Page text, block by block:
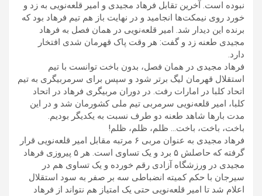
نبوده است. آخرین تقابل فرهاد مجیدی و امیر قلعه‌نویی به زد و
خورد روی نیمکت‌ها انجامید و در نهایت باز هم تیم فرهاد بود که
برنده این دیدار شد. امیر قلعه‌نویی در همان فصل به فرهاد
مجیدی طعنه زد و گفت: هر وقت پاک قهرمان شدی افتخار
دارد.
فرهاد مجیدی در همان فصل، بدون باخت توانست با تیم
استقلال قهرمان لیگ برتر شود و سپس برای سرمربیگری به تیم
اتحاد کلبا در امارات رفت. در دوران مربیگری فرهاد در اتحاد
کلبا، امیر قلعه‌نویی سرمربی تیم ملی کشورمان شد و در این
مدت بارها شاهد طعنه دو طرف نسبت به یکدیگر بودیم.
باخت، باخت، باخت… ظلم، ظلم، ظلم!
فرهاد مجیدی به عنوان مربی ۶ مرتبه مقابل امیر قلعه‌نویی قرار
گرفته که حاصلش ۵ برد و یک تساوی است. هر ۵ پیروزی فرهاد
مجیدی در ورزشگاه آزادی رقم خورده و یک تساوی هم در
سیرجان با حکم کمیته انضباطی سه بر صفر به سود استقلال
اعلام شد تا امیر قلعه‌نویی حتی یک امتیاز هم نتواند از فرهاد